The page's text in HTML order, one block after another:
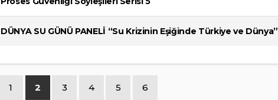
DÜNYA SU GÜNÜ PANELİ “Su Krizinin Eşiğinde Türkiye ve Dünya”
1 2 3 4 5 6